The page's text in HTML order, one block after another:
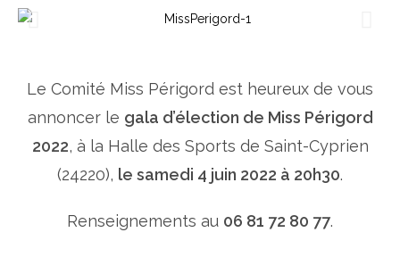
Le Comité Miss Périgord est heureux de vous
annoncer le gala d’élection de Miss Périgord
2022, à la Halle des Sports de Saint-Cyprien
(24220), le samedi 4 juin 2022 à 20h30.
Renseignements au 06 81 72 80 77.